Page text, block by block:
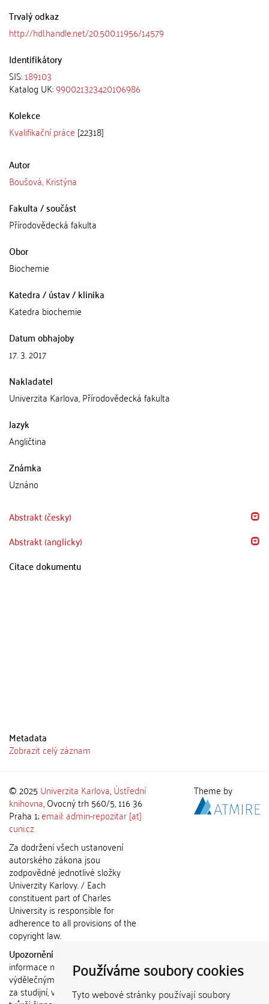
Používáme soubory cookies
Tyto webové stránky používají soubory
Trvalý odkaz
http://hdl.handle.net/20.500.11956/14579
Identifikátory
SIS:189103
Katalog UK:990021323420106986
Kolekce
Kvalifikační práce [22318]
Autor
Boušová, Kristýna
Fakulta / součást
Přírodovědecká fakulta
Obor
Biochemie
Katedra / ústav / klinika
Katedra biochemie
Datum obhajoby
17. 3. 2017
Nakladatel
Univerzita Karlova, Přírodovědecká fakulta
Jazyk
Angličtina
Známka
Uznáno
Abstrakt (česky)
Abstrakt (anglicky)
Citace dokumentu
Metadata
Zobrazit celý záznam
© 2025 Univerzita Karlova,Ústřední
knihovna, Ovocný trh 560/5, 116 36
Praha 1;email: admin-repozitar [at]
cuni.cz
Za dodržení všech ustanovení
autorského zákona jsou
zodpovědné jednotlivé složky
Univerzity Karlovy. / Each
constituent part of Charles
University is responsible for
adherence to all provisions of the
copyright law.
Upozornění / Notice:
informace nemohou být použity k
výdělečným účelům nebo vydávány
za studijní, vědeckou nebo jinou
Theme by